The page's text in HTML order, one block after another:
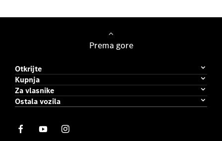
Prema gore
Otkrijte
Kupnja
Za vlasnike
Ostala vozila